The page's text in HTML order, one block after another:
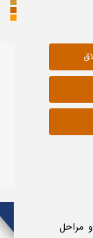
مراحل